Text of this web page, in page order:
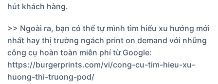
hút khách hàng.
>> Ngoài ra, bạn có thể tự mình tìm hiểu xu hướng mới
nhất hay thị trường ngách print on demand với những
công cụ hoàn toàn miễn phí từ Google:
https://burgerprints.com/vi/cong-cu-tim-hieu-xu-
huong-thi-truong-pod/